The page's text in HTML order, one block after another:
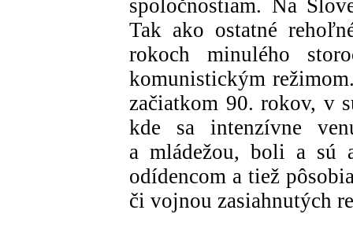
spoločnostiam. Na
Tak ako ostatné
rokoch minulého
komunistickým
začiatkom 90. rokov, v
kde sa intenzívne
a mládežou, boli a sú
odídencom a tiež
či vojnou zasiahnutých